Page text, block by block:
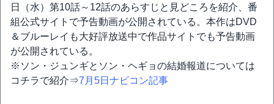
日（水）第10話～12話のあらすじと見どころを紹介、番
組公式サイトで予告動画が公開されている。本作はDVD
＆ブルーレイも大好評放送中で作品サイトでも予告動画
が公開されている。
※ソン・ジュンギとソン・ヘギョの結婚報道については
コチラで紹介⇒7月5日ナビコン記事